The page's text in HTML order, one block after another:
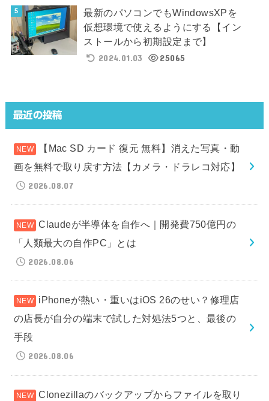
最新のパソコンでもWindowsXPを
仮想環境で使えるようにする【イン
ストールから初期設定まで】
2024.01.03
25065
最近の投稿
【Mac SD カード 復元 無料】消えた写真・動
画を無料で取り戻す方法【カメラ・ドラレコ対応】
2026.08.07
Claudeが半導体を自作へ｜開発費750億円の
「人類最大の自作PC」とは
2026.08.06
iPhoneが熱い・重いはiOS 26のせい？修理店
の店長が自分の端末で試した対処法5つと、最後の
手段
2026.08.06
Clonezillaのバックアップからファイルを取り